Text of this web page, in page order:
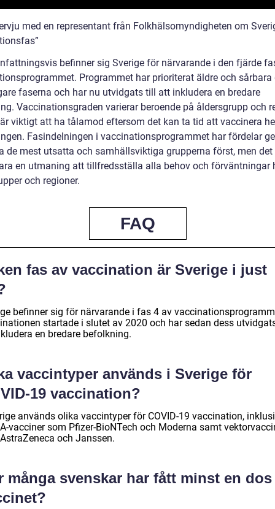
med en representant från Folkhälsomyndigheten om
befinner sig Sverige för närvarande i den fjärde
Programmet har prioriterat äldre och sårbara
faserna och har nu utvidgats till att inkludera en bredare
Vaccinationsgraden varierar beroende på åldersgrupp och
viktigt att ha tålamod eftersom det kan ta tid att vaccinera
Fasindelningen i vaccinationsprogrammet har fördelar
de mest utsatta och samhällsviktiga grupperna först, men det
en utmaning att tillfredsställa alla behov och förväntningar
och regioner.
FAQ
fas av vaccination är Sverige i just
befinner sig för närvarande i fas 4 av
startade i slutet av 2020 och har sedan dess
en bredare befolkning.
vaccintyper används i Sverige för
19 vaccination?
används olika vaccintyper för COVID-19 vaccination,
vacciner som Pfizer-BioNTech och Moderna samt
och Janssen.
många svenskar har fått minst en dos